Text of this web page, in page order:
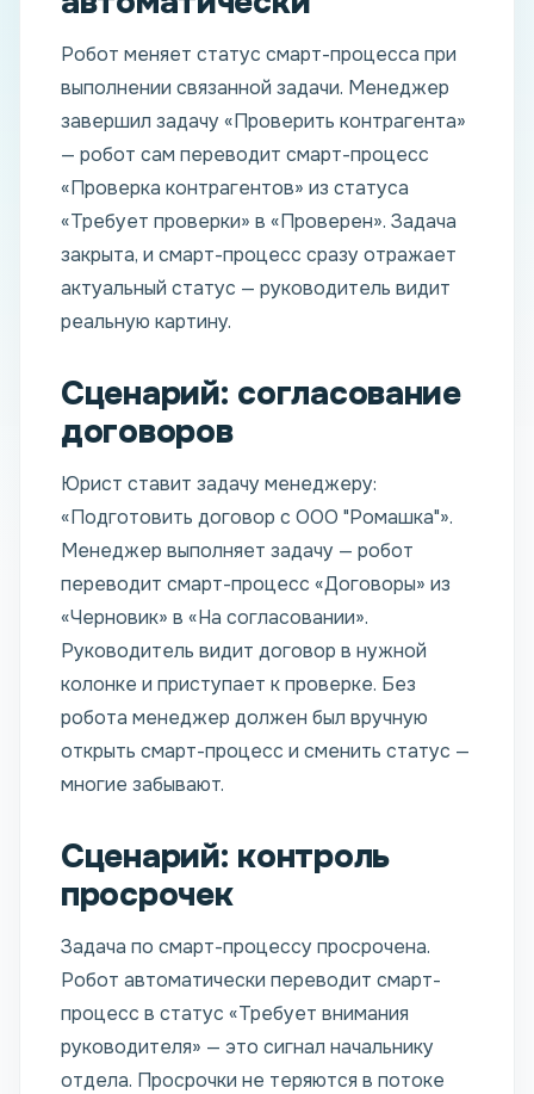
Робот меняет статус смарт-процесса при
выполнении связанной задачи. Менеджер
завершил задачу «Проверить контрагента»
— робот сам переводит смарт-процесс
«Проверка контрагентов» из статуса
«Требует проверки» в «Проверен». Задача
закрыта, и смарт-процесс сразу отражает
актуальный статус — руководитель видит
реальную картину.
Сценарий: согласование
договоров
Юрист ставит задачу менеджеру:
«Подготовить договор с ООО "Ромашка"».
Менеджер выполняет задачу — робот
переводит смарт-процесс «Договоры» из
«Черновик» в «На согласовании».
Руководитель видит договор в нужной
колонке и приступает к проверке. Без
робота менеджер должен был вручную
открыть смарт-процесс и сменить статус —
многие забывают.
Сценарий: контроль
просрочек
Задача по смарт-процессу просрочена.
Робот автоматически переводит смарт-
процесс в статус «Требует внимания
руководителя» — это сигнал начальнику
отдела. Просрочки не теряются в потоке